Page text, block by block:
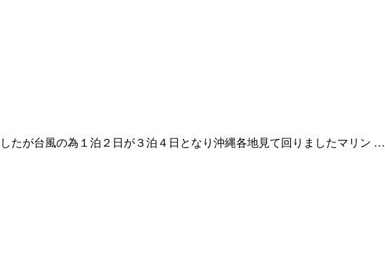
たが台風の為１泊２日が３泊４日となり沖縄各地見て回りましたマリン …